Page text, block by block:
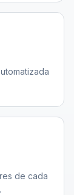
de cada